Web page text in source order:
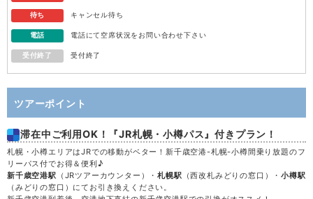
日 16
月 17
火 18
水 19
待ち キャンセル待ち
電話 電話にて空席状況をお問い合わせ下さい
受付終了 受付終了
ツアーポイント
滞在中ご利用OK！『JR札幌・小樽パス』付きプラン！
札幌・小樽エリアはJRでの移動がベター！新千歳空港-札幌-小樽間乗り放題のフ
リーパス付でお得＆便利♪
新千歳空港駅 （JRツアーカウンター）・札幌駅 （西改札みどりの窓口）・小樽駅
（みどりの窓口）にてお引き換えください。